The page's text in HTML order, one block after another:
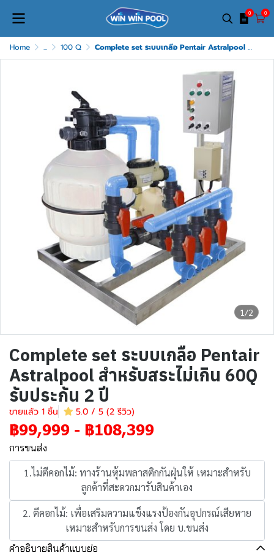
0 0
Home ... 100 Q Complete set ระบบเกลือ Pentair Astralpool สำหรับสระไม่เกิน 60Q รับประกัน 2 ปี
1/2
Complete set ระบบเกลือ Pentair
Astralpool สำหรับสระไม่เกิน 60Q
รับประกัน 2 ปี
ขายแล้ว 1 ชิ้น 5.0 / 5 (2 รีวิว)
฿99,999 - ฿108,399
การขนส่ง
1.ไม่ตีคอกไม้: ทางร้านหุ้มพลาสติกกันฝุ่นให้ เหมาะสำหรับ
ลูกค้าที่สะดวกมารับสินค้าเอง
2. ตีคอกไม้: เพื่อเสริมความแข็งแรงป้องกันอุปกรณ์เสียหาย
เหมาะสำหรับการขนส่ง โดย บ.ขนส่ง
คำอธิบายสินค้าแบบย่อ